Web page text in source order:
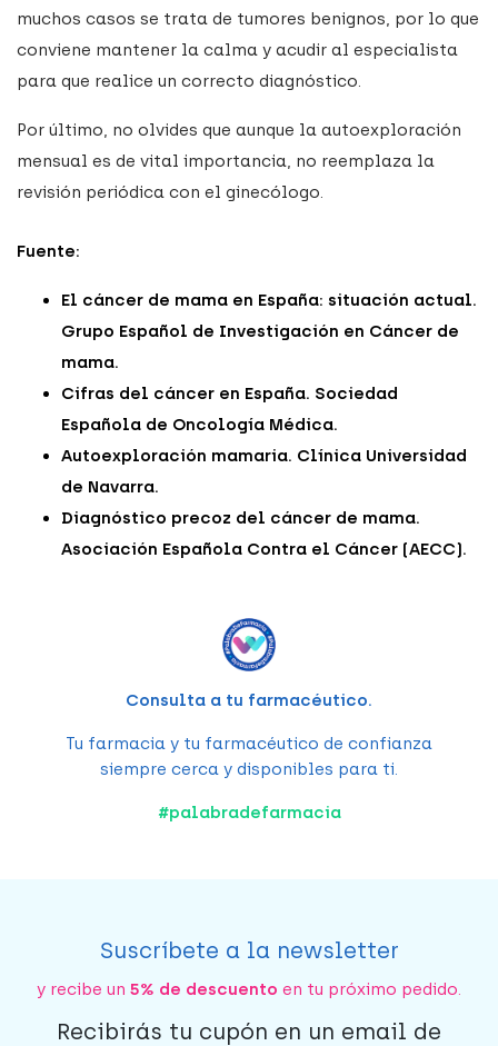
muchos casos se trata de tumores benignos, por lo que
conviene mantener la calma y acudir al especialista
para que realice un correcto diagnóstico.
Por último, no olvides que aunque la autoexploración
mensual es de vital importancia, no reemplaza la
revisión periódica con el ginecólogo.
Fuente:
El cáncer de mama en España: situación actual.
Grupo Español de Investigación en Cáncer de
mama.
Cifras del cáncer en España. Sociedad
Española de Oncología Médica.
Autoexploración mamaria. Clínica Universidad
de Navarra.
Diagnóstico precoz del cáncer de mama.
Asociación Española Contra el Cáncer (AECC).
Consulta a tu farmacéutico.
Tu farmacia y tu farmacéutico de confianza
siempre cerca y disponibles para ti.
#palabradefarmacia
Suscríbete a la newsletter
y recibe un 5% de descuento en tu próximo pedido.
Recibirás tu cupón en un email de